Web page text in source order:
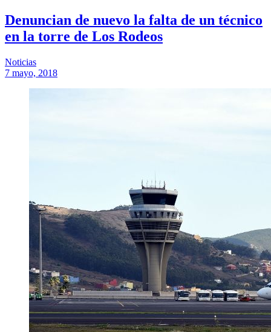
Denuncian de nuevo la falta de un técnico
en la torre de Los Rodeos
Noticias
7 mayo, 2018